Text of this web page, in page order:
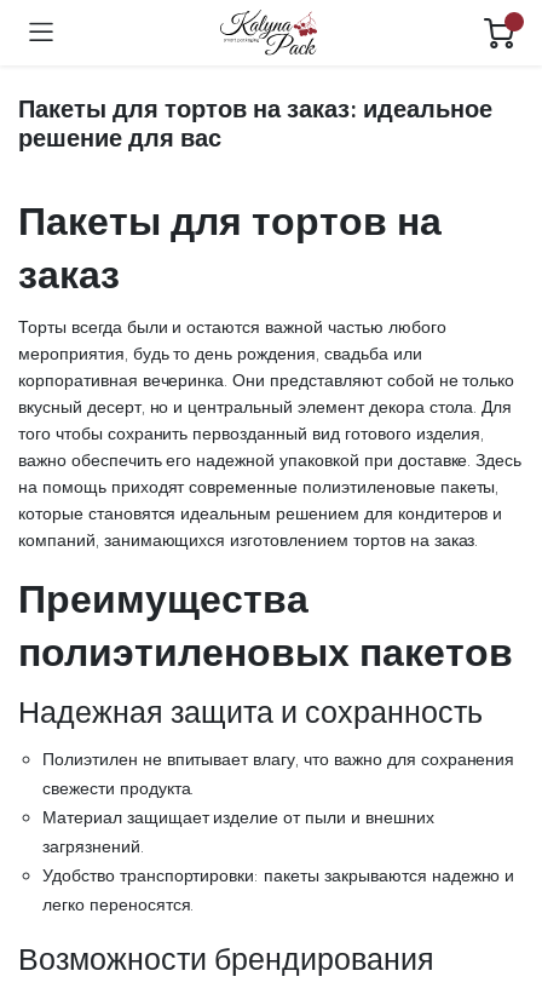
Пакеты для тортов на заказ: идеальное
решение для вас
Пакеты для тортов на
заказ
Торты всегда были и остаются важной частью любого
мероприятия, будь то день рождения, свадьба или
корпоративная вечеринка. Они представляют собой не только
вкусный десерт, но и центральный элемент декора стола. Для
того чтобы сохранить первозданный вид готового изделия,
важно обеспечить его надежной упаковкой при доставке. Здесь
на помощь приходят современные полиэтиленовые пакеты,
которые становятся идеальным решением для кондитеров и
компаний, занимающихся изготовлением тортов на заказ.
Преимущества
полиэтиленовых пакетов
Надежная защита и сохранность
Полиэтилен не впитывает влагу, что важно для сохранения
свежести продукта.
Материал защищает изделие от пыли и внешних
загрязнений.
Удобство транспортировки: пакеты закрываются надежно и
легко переносятся.
Возможности брендирования